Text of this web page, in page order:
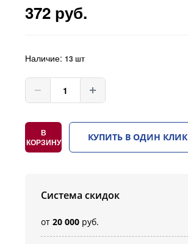
372 руб.
Наличие:13 шт
В
КОРЗИНУ
КУПИТЬ В ОДИН КЛИК
Система скидок
от20 000 руб.